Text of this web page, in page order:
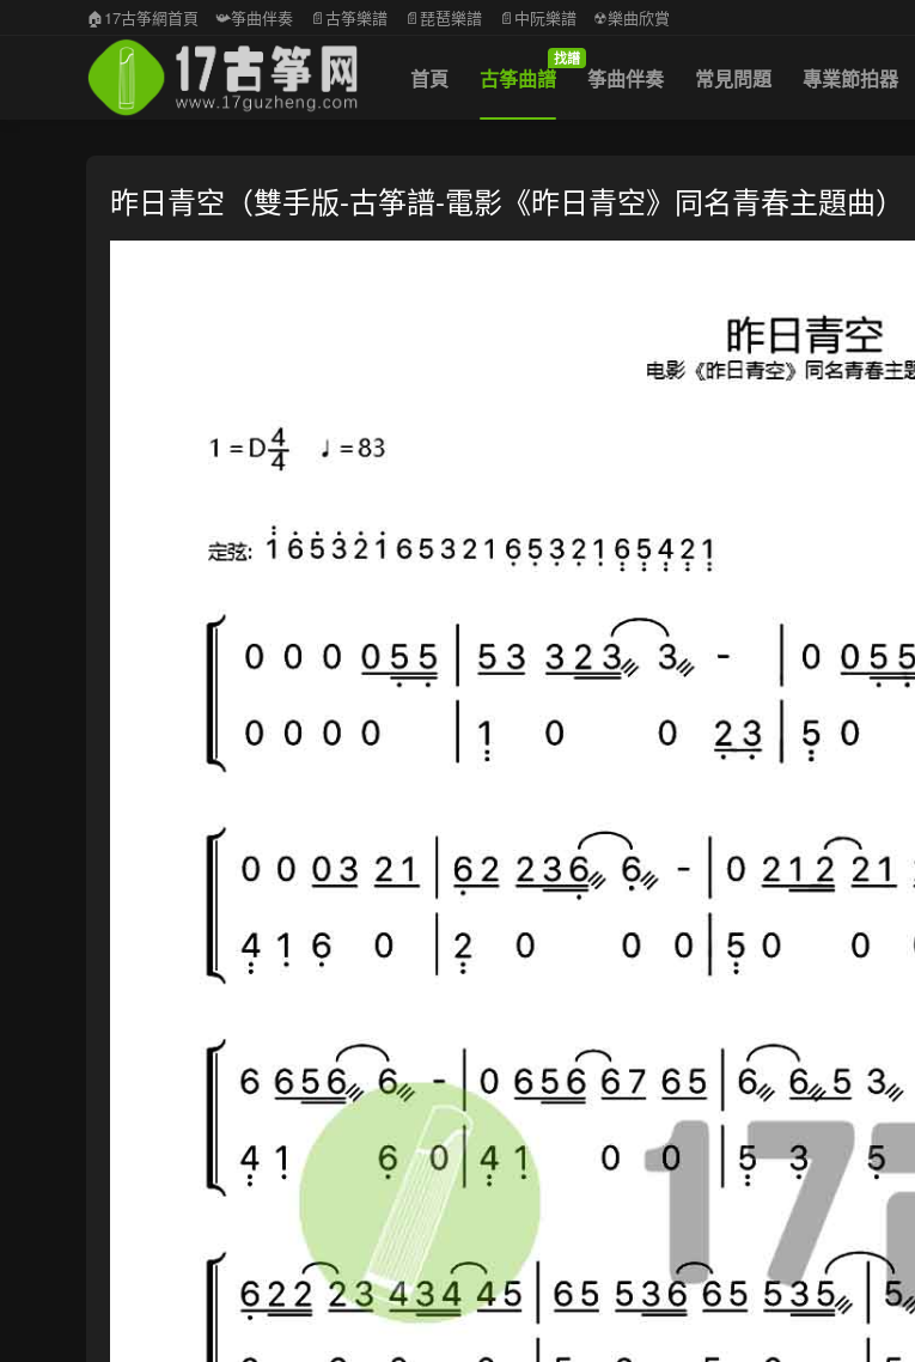
首頁 古筝曲譜
找譜
筝曲伴奏 常見問題 專業節拍器
🏠17古筝網首頁 📯筝曲伴奏 📄古筝樂譜 📄琵琶樂譜 📄中阮樂譜 ☢樂曲欣賞
昨日青空（雙手版-古筝譜-電影《昨日青空》同名青春主題曲）